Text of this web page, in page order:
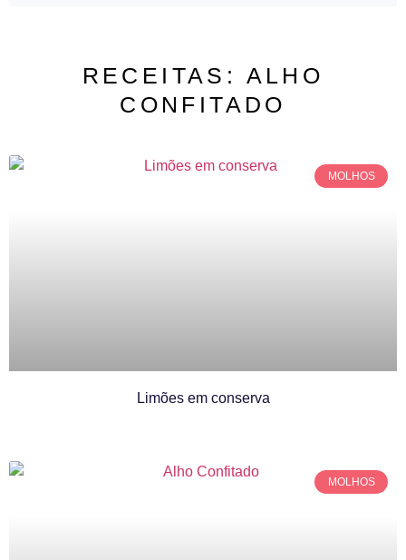
RECEITAS: ALHO
CONFITADO
MOLHOS
Limões em conserva
MOLHOS